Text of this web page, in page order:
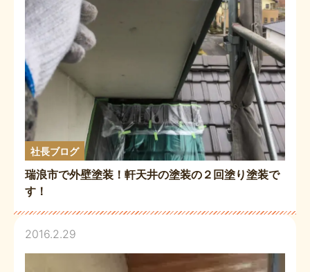
社長ブログ
瑞浪市で外壁塗装！軒天井の塗装の２回塗り塗装で
す！
2016.2.29